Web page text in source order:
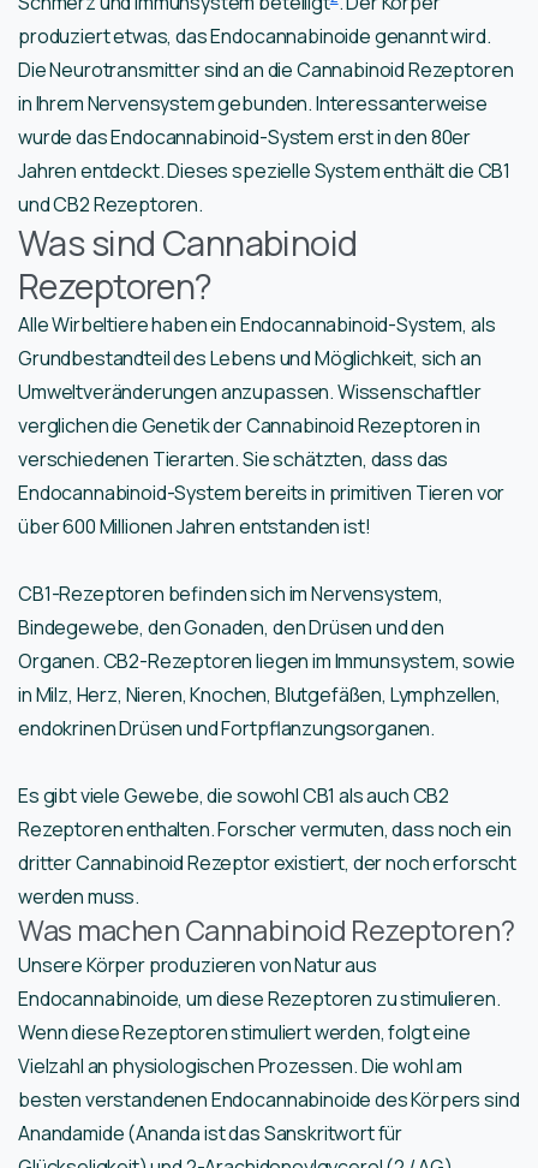
produziert etwas, das Endocannabinoide genannt wird.
Die Neurotransmitter sind an die Cannabinoid Rezeptoren
in Ihrem Nervensystem gebunden. Interessanterweise
wurde das Endocannabinoid-System erst in den 80er
Jahren entdeckt. Dieses spezielle System enthält die CB1
und CB2 Rezeptoren.
Was sind Cannabinoid
Rezeptoren?
Alle Wirbeltiere haben ein Endocannabinoid-System, als
Grundbestandteil des Lebens und Möglichkeit, sich an
Umweltveränderungen anzupassen. Wissenschaftler
verglichen die Genetik der Cannabinoid Rezeptoren in
verschiedenen Tierarten. Sie schätzten, dass das
Endocannabinoid-System bereits in primitiven Tieren vor
über 600 Millionen Jahren entstanden ist!
CB1-Rezeptoren befinden sich im Nervensystem,
Bindegewebe, den Gonaden, den Drüsen und den
Organen. CB2-Rezeptoren liegen im Immunsystem, sowie
in Milz, Herz, Nieren, Knochen, Blutgefäßen, Lymphzellen,
endokrinen Drüsen und Fortpflanzungsorganen.
Es gibt viele Gewebe, die sowohl CB1 als auch CB2
Rezeptoren enthalten. Forscher vermuten, dass noch ein
dritter Cannabinoid Rezeptor existiert, der noch erforscht
werden muss.
Was machen Cannabinoid Rezeptoren?
Unsere Körper produzieren von Natur aus
Endocannabinoide, um diese Rezeptoren zu stimulieren.
Wenn diese Rezeptoren stimuliert werden, folgt eine
Vielzahl an physiologischen Prozessen. Die wohl am
besten verstandenen Endocannabinoide des Körpers sind
Anandamide (Ananda ist das Sanskritwort für